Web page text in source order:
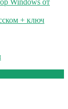
Windows от
+ ключ